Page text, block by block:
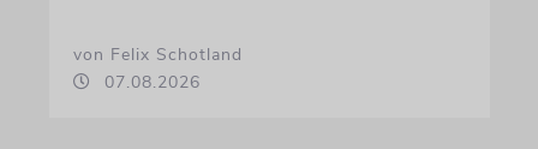
von Felix Schotland
07.08.2026